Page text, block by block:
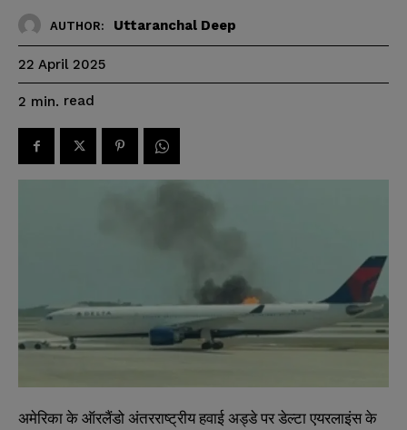
AUTHOR: Uttaranchal Deep
22 April 2025
2 min. read
अमेरिका के ऑरलैंडो अंतरराष्ट्रीय हवाई अड्डे पर डेल्टा एयरलाइंस के